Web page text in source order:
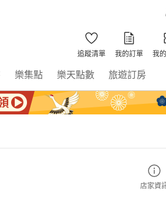
追蹤清單 我的訂單 我
樂集點 樂天點數 旅遊訂房
店家資